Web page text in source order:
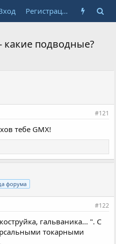
Регистрация
какие подводные?
#121
тебе GMX!
форума
#122
гальваника... ". С
токарными